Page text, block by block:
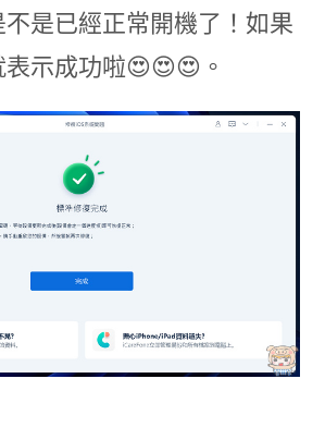
是已經正常開機了！如果
示成功啦😍😍😍。